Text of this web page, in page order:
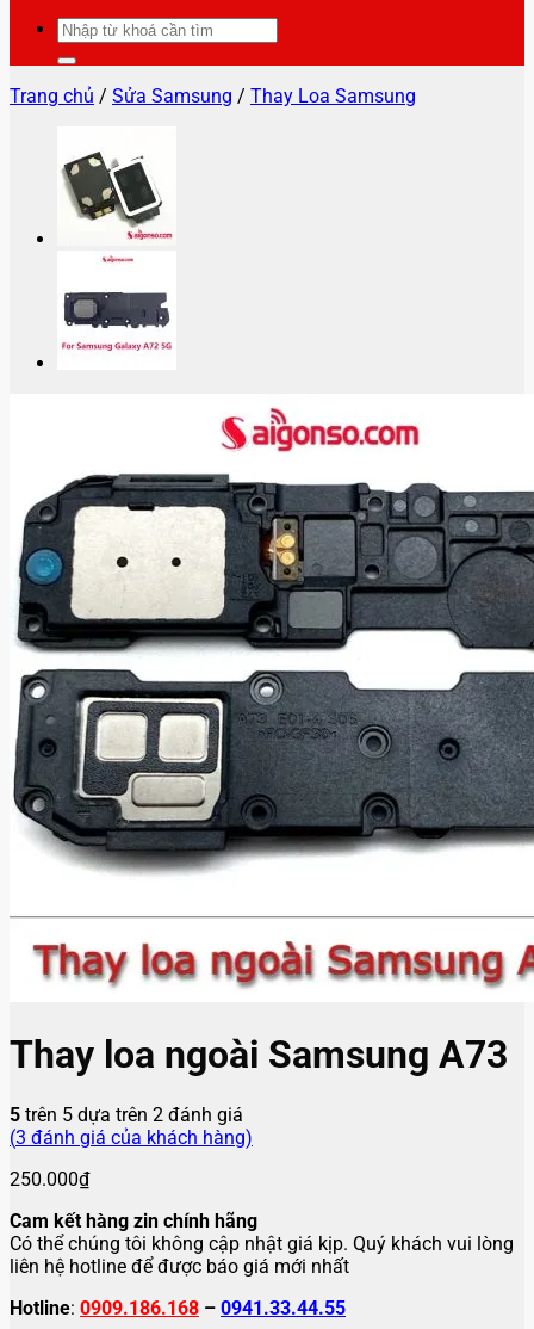
Tìm
kiếm:
Trang chủ / Sửa Samsung / Thay Loa Samsung
Thay loa ngoài Samsung A73
5 trên 5 dựa trên 2 đánh giá
(3 đánh giá của khách hàng)
250.000₫
Cam kết hàng zin chính hãng
Có thể chúng tôi không cập nhật giá kịp. Quý khách vui lòng
liên hệ hotline để được báo giá mới nhất
Hotline: 0909.186.168 – 0941.33.44.55